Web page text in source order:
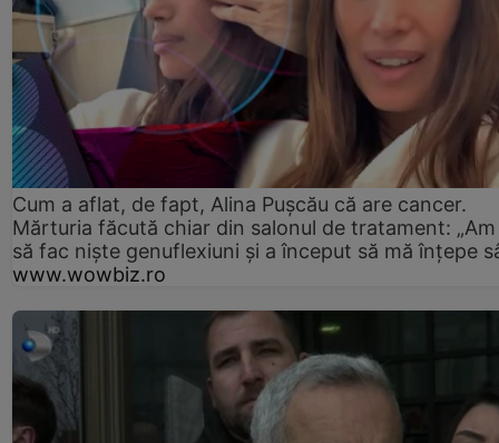
Cum a aflat, de fapt, Alina Pușcău că are cancer.
Mărturia făcută chiar din salonul de tratament:
să fac niște genuflexiuni și a început să mă înțepe
www.wowbiz.ro